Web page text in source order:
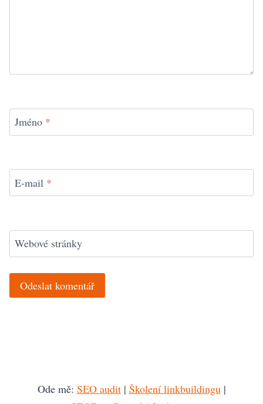
Jméno *
E-mail *
Webové stránky
Ode mě: SEO audit| Školení linkbuildingu|